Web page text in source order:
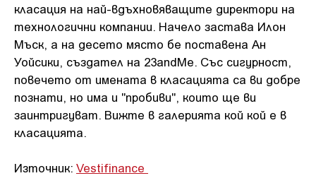
класация на най-вдъхновяващите директори на
технологични компании. Начело застава Илон
Мъск, а на десето място бе поставена Ан
Уойсики, създател на 23andMe. Със сигурност,
повечето от имената в класацията са ви добре
познати, но има и "пробиви", които ще ви
заинтригуват. Вижте в галерията кой кой е в
класацията.
Източник: Vestifinance